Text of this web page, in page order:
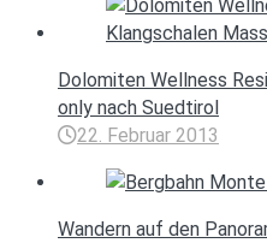
Dolomiten Wellness
only nach Suedtirol
22. Februar 2013
Wandern auf den